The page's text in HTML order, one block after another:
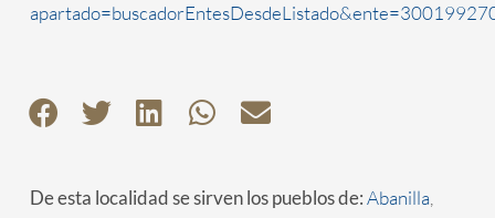
De esta localidad se sirven los pueblos de:Abanilla,